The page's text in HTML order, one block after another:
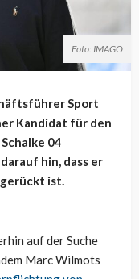
Foto: IMAGO
Sport
Kandidat für den
04
hin, dass er
ist.
auf der Suche
Marc Wilmots